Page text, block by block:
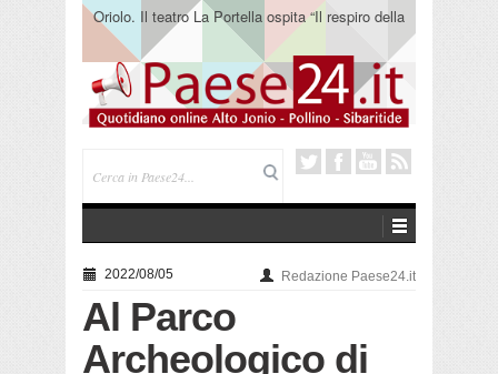
Oriolo. Il teatro La Portella ospita “Il respiro della
terra” del collettivo 365
2022/08/05 Redazione Paese24.it
Al Parco
Archeologico di